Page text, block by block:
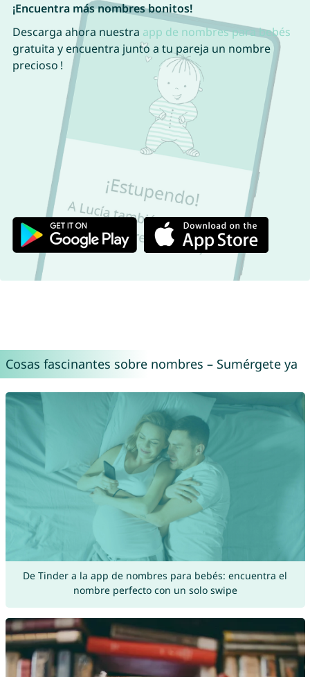
¡Encuentra más nombres bonitos!
Descarga ahora nuestra app de nombres para bebés
gratuita y encuentra junto a tu pareja un nombre
precioso !
Cosas fascinantes sobre nombres – Sumérgete ya
De Tinder a la app de nombres para bebés: encuentra el
nombre perfecto con un solo swipe